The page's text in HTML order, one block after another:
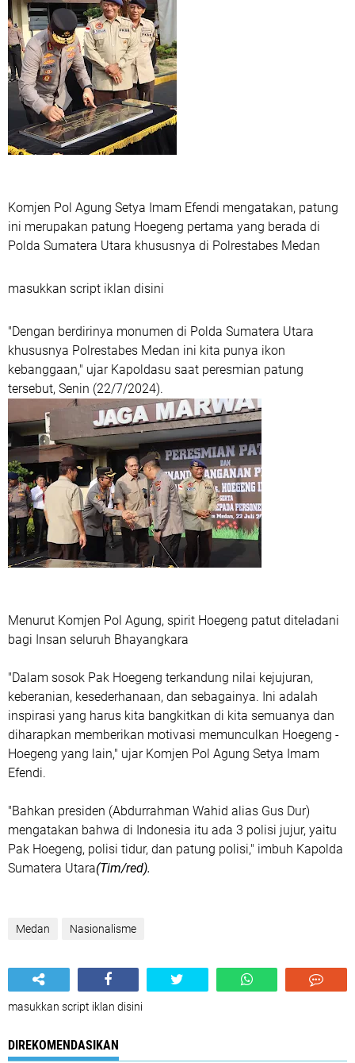
Komjen Pol Agung Setya Imam Efendi mengatakan, patung
ini merupakan patung Hoegeng pertama yang berada di
Polda Sumatera Utara khususnya di Polrestabes Medan
masukkan script iklan disini
"Dengan berdirinya monumen di Polda Sumatera Utara
khususnya Polrestabes Medan ini kita punya ikon
kebanggaan," ujar Kapoldasu saat peresmian patung
tersebut, Senin (22/7/2024).
Menurut Komjen Pol Agung, spirit Hoegeng patut diteladani
bagi Insan seluruh Bhayangkara
"Dalam sosok Pak Hoegeng terkandung nilai kejujuran,
keberanian, kesederhanaan, dan sebagainya. Ini adalah
inspirasi yang harus kita bangkitkan di kita semuanya dan
diharapkan memberikan motivasi memunculkan Hoegeng -
Hoegeng yang lain," ujar Komjen Pol Agung Setya Imam
Efendi.
"Bahkan presiden (Abdurrahman Wahid alias Gus Dur)
mengatakan bahwa di Indonesia itu ada 3 polisi jujur, yaitu
Pak Hoegeng, polisi tidur, dan patung polisi," imbuh Kapolda
Sumatera Utara(Tim/red).
Medan Nasionalisme
masukkan script iklan disini
DIREKOMENDASIKAN